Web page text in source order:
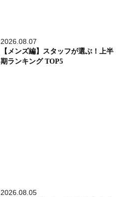
2026.08.07
【メンズ編】スタッフが選ぶ！上半
期ランキング TOP5
2026.08.05